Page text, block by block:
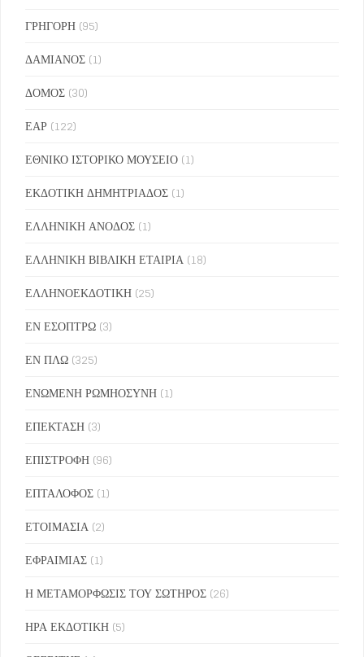
ΓΡΗΓΟΡΗ (95)
ΔΑΜΙΑΝΟΣ (1)
ΔΟΜΟΣ (30)
ΕΑΡ (122)
ΕΘΝΙΚΟ ΙΣΤΟΡΙΚΟ ΜΟΥΣΕΙΟ (1)
ΕΚΔΟΤΙΚΗ ΔΗΜΗΤΡΙΑΔΟΣ (1)
ΕΛΛΗΝΙΚΗ ΑΝΟΔΟΣ (1)
ΕΛΛΗΝΙΚΗ ΒΙΒΛΙΚΗ ΕΤΑΙΡΙΑ (18)
ΕΛΛΗΝΟΕΚΔΟΤΙΚΗ (25)
ΕΝ ΕΣΟΠΤΡΩ (3)
ΕΝ ΠΛΩ (325)
ΕΝΩΜΕΝΗ ΡΩΜΗΟΣΥΝΗ (1)
ΕΠΕΚΤΑΣΗ (3)
ΕΠΙΣΤΡΟΦΗ (96)
ΕΠΤΑΛΟΦΟΣ (1)
ΕΤΟΙΜΑΣΙΑ (2)
ΕΦΡΑΙΜΙΑΣ (1)
Η ΜΕΤΑΜΟΡΦΩΣΙΣ ΤΟΥ ΣΩΤΗΡΟΣ (26)
ΗΡΑ ΕΚΔΟΤΙΚΗ (5)